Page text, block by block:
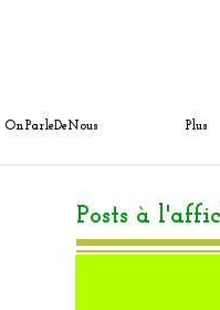
OnParleDeNous Plus
Posts à